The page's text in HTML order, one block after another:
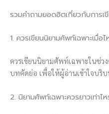
รวมคำถามยอดฮิตเกี่ยวกับการเ
1. ควรเขียนนิยามศัพท์เฉพาะเมื่อไ
ควรเขียนนิยามศัพท์เฉพาะในช่ว
บทคัดย่อ เพื่อให้ผู้อ่านเข้าใจบริ
2. นิยามศัพท์เฉพาะควรยาวเท่าไ